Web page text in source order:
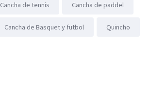
Cancha de tennis Cancha de paddel
Cancha de Basquet y futbol Quincho